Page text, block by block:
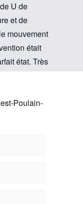
U de
et de
mouvement
était
état. Très
Poulain-